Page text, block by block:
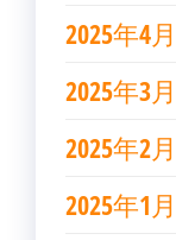
2025年4月
2025年3月
2025年2月
2025年1月